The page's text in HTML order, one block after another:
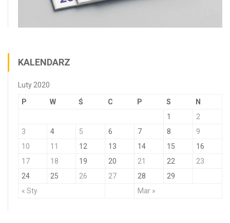
KALENDARZ
Luty 2020
P W Ś C P S N
« Sty Mar »
1
2
3
4 5 6 7 8
9
10
11 12 13 14 15
16
17
18 19 20 21 22
23
24
25 26 27 28 29